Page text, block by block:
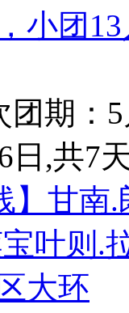
小团
团期：
日 ,共7
】甘
叶则.
大环